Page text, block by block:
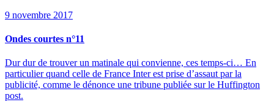
9 novembre 2017
Ondes courtes n°11
Dur dur de trouver un matinale qui convienne, ces temps-ci… En
particulier quand celle de France Inter est prise d’assaut par la
publicité, comme le dénonce une tribune publiée sur le Huffington
post.